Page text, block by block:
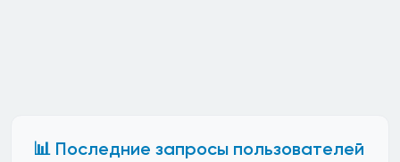
📊 Последние запросы пользователей